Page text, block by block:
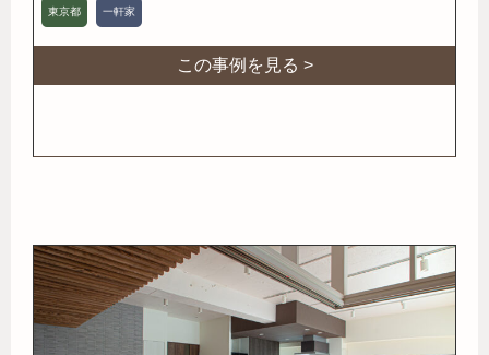
東京都 一軒家
この事例を見る >